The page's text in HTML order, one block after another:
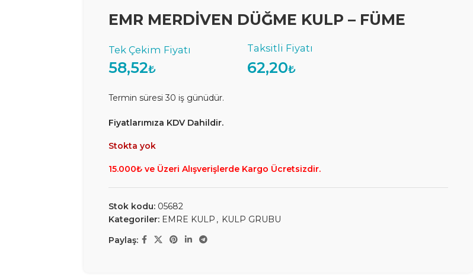
EMR MERDİVEN DÜĞME KULP – FÜME
58,52₺ 62,20₺
Termin süresi 30 iş günüdür.
Fiyatlarımıza KDV Dahildir.
Stokta yok
15.000₺ ve Üzeri Alışverişlerde Kargo Ücretsizdir.
Stok kodu: 05682
Kategoriler: EMRE KULP , KULP GRUBU
Paylaş: